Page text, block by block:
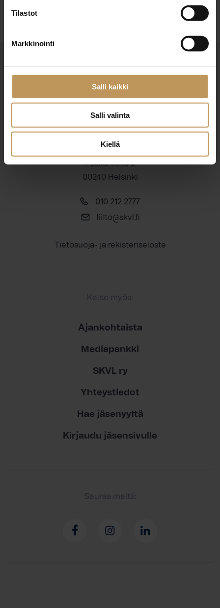
Tilastot
Markkinointi
Salli kaikki
Salli valinta
Kiellä
Suomen Kiinteistönvälittäjät ry
Finlands Fastighetsmäklare rf
Pasilankatu 2
00240 Helsinki
010 212 2777
liitto@skvl.fi
Tietosuoja- ja rekisteriseloste
Katso myös:
Ajankohtaista
Mediapankki
SKVL ry
Yhteystiedot
Hae jäsenyyttä
Kirjaudu jäsensivulle
Seuraa meitä: